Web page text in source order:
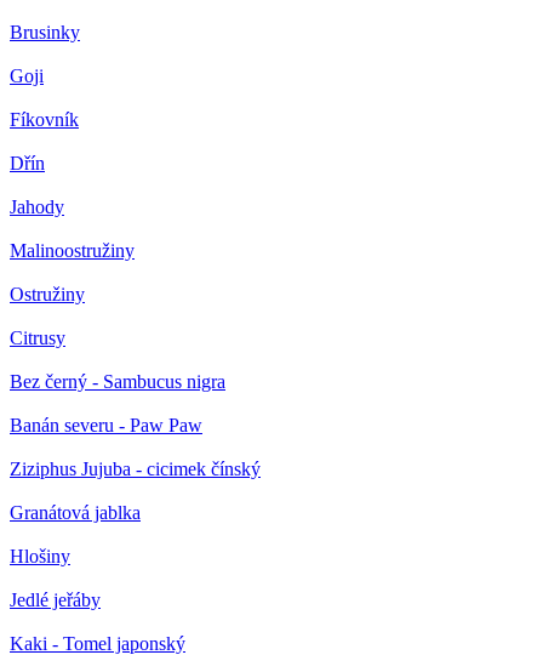
Brusinky
Goji
Fíkovník
Dřín
Jahody
Malinoostružiny
Ostružiny
Citrusy
Bez černý - Sambucus nigra
Banán severu - Paw Paw
Ziziphus Jujuba - cicimek čínský
Granátová jablka
Hlošiny
Jedlé jeřáby
Kaki - Tomel japonský